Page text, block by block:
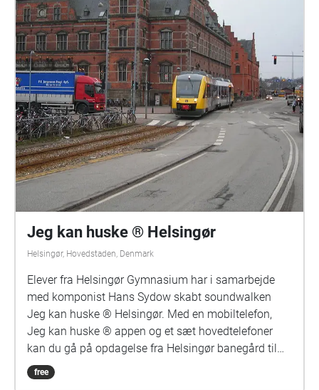
Jeg kan huske ® Helsingør
Helsingør, Hovedstaden, Denmark
Elever fra Helsingør Gymnasium har i samarbejde
med komponist Hans Sydow skabt soundwalken
Jeg kan huske ® Helsingør. Med en mobiltelefon,
Jeg kan huske ® appen og et sæt hovedtelefoner
kan du gå på opdagelse fra Helsingør banegård til
Kulturværftet, i et lydlandskab af 12 korte
hverdagshistorier, der folder sig ud mens du går. Jeg
free